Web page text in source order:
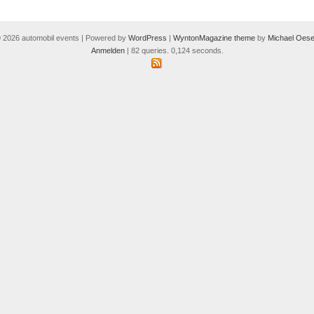
2026 automobil events | Powered by WordPress | WyntonMagazine theme by Michael
Anmelden| 82 queries. 0,124 seconds.